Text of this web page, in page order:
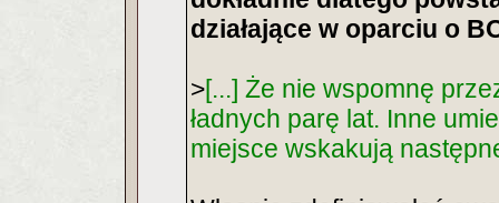
działające w oparciu o
>[...] Że nie wspomnę
ładnych parę lat. Inne
miejsce wskakują